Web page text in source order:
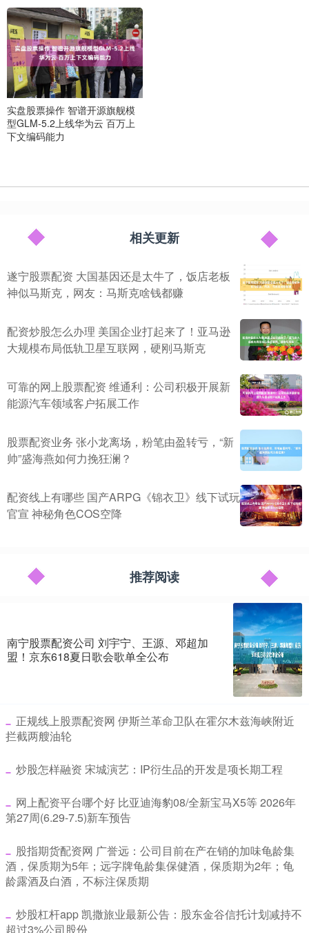
实盘股票操作 智谱开源旗舰模
型GLM-5.2上线华为云 百万上
下文编码能力
相关更新
遂宁股票配资 大国基因还是太牛了，饭店老板
神似马斯克，网友：马斯克啥钱都赚
配资炒股怎么办理 美国企业打起来了！亚马逊
大规模布局低轨卫星互联网，硬刚马斯克
可靠的网上股票配资 维通利：公司积极开展新
能源汽车领域客户拓展工作
股票配资业务 张小龙离场，粉笔由盈转亏，“新
帅”盛海燕如何力挽狂澜？
配资线上有哪些 国产ARPG《锦衣卫》线下试玩
官宣 神秘角色COS空降
推荐阅读
南宁股票配资公司 刘宇宁、王源、邓超加
盟！京东618夏日歌会歌单全公布
​正规线上股票配资网 伊斯兰革命卫队在霍尔木兹海峡附近
拦截两艘油轮
​炒股怎样融资 宋城演艺：IP衍生品的开发是项长期工程
​网上配资平台哪个好 比亚迪海豹08/全新宝马X5等 2026年
第27周(6.29-7.5)新车预告
​股指期货配资网 广誉远：公司目前在产在销的加味龟龄集
酒，保质期为5年；远字牌龟龄集保健酒，保质期为2年；龟
龄露酒及白酒，不标注保质期
​炒股杠杆app 凯撒旅业最新公告：股东金谷信托计划减持不
超过3%公司股份